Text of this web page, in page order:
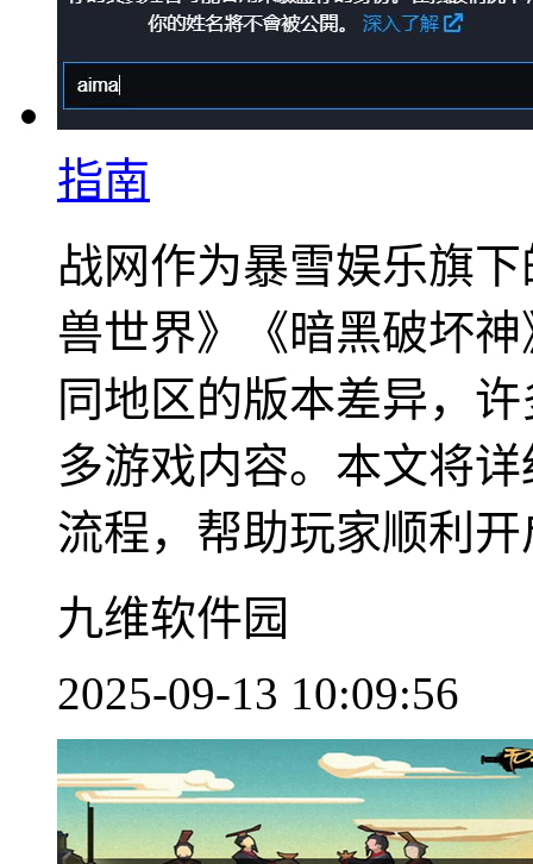
指南
战网作为暴雪娱乐旗
兽世界》《暗黑破坏
同地区的版本差异，
多游戏内容。本文将
流程，帮助玩家顺利开
九维软件园
2025-09-13 10:09:56